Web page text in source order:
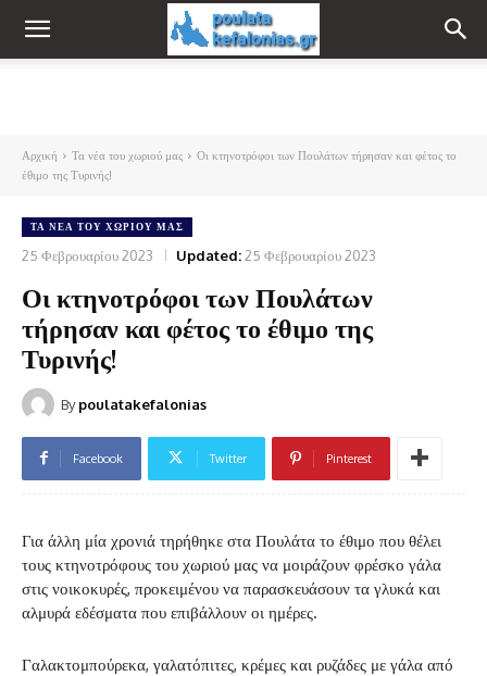
Αρχική Τα νέα του χωριού μας
Οι κτηνοτρόφοι των Πουλάτων τήρησαν και φέτος το
έθιμο της Τυρινής!
ΤΑ ΝΈΑ ΤΟΥ ΧΩΡΙΟΎ ΜΑΣ
25 Φεβρουαρίου 2023 Updated:25 Φεβρουαρίου 2023
Οι κτηνοτρόφοι των Πουλάτων
τήρησαν και φέτος το έθιμο της
Τυρινής!
By poulatakefalonias
Facebook Twitter Pinterest
Για άλλη μία χρονιά τηρήθηκε στα Πουλάτα το έθιμο που θέλει
τους κτηνοτρόφους του χωριού μας να μοιράζουν φρέσκο γάλα
στις νοικοκυρές, προκειμένου να παρασκευάσουν τα γλυκά και
αλμυρά εδέσματα που επιβάλλουν οι ημέρες.
Γαλακτομπούρεκα, γαλατόπιτες, κρέμες και ρυζάδες με γάλα από